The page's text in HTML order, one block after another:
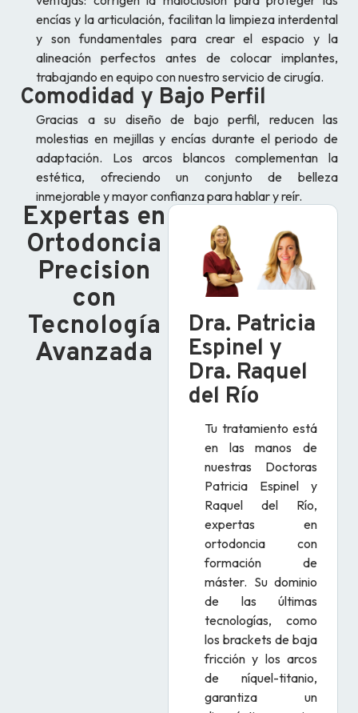
encías y la articulación, facilitan la limpieza interdental
y son fundamentales para crear el espacio y la
alineación perfectos antes de colocar implantes,
trabajando en equipo con nuestro servicio de cirugía.
Comodidad y Bajo Perfil
Gracias a su diseño de bajo perfil, reducen las
molestias en mejillas y encías durante el periodo de
adaptación. Los arcos blancos complementan la
estética, ofreciendo un conjunto de belleza
inmejorable y mayor confianza para hablar y reír.
Expertas en
Ortodoncia
Precision
con
Tecnología
Avanzada
Dra. Patricia
Espinel y
Dra. Raquel
del Río
Tu tratamiento está
en las manos de
nuestras Doctoras
Patricia Espinel y
Raquel del Río,
expertas en
ortodoncia con
formación de
máster. Su dominio
de las últimas
tecnologías, como
los brackets de baja
fricción y los arcos
de níquel-titanio,
garantiza un